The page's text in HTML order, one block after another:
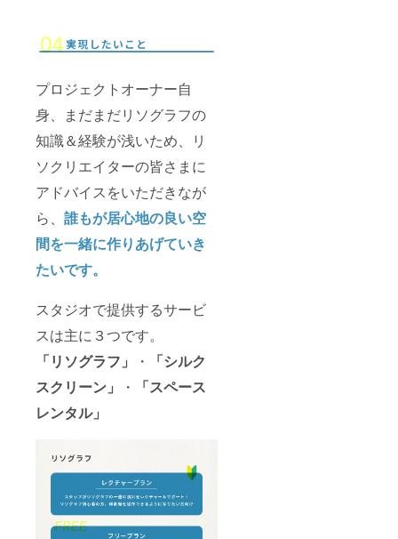
プロジェクトオーナー自
身、まだまだリソグラフの
知識＆経験が浅いため、リ
ソクリエイターの皆さまに
アドバイスをいただきなが
ら、 誰もが居心地の良い空
間を一緒に作りあげていき
たいです。
スタジオで提供するサービ
スは主に３つです。
「リソグラフ」
・
「シルク
スクリーン」
・
「スペース
レンタル」